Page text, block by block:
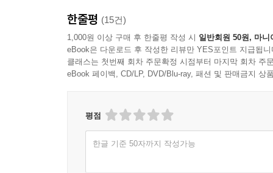
한줄평 (15건)
1,000원 이상 구매 후 한줄평 작성 시 일반회원 50원, 마니
eBook은 다운로드 후 작성한 리뷰만 YES포인트 지급됩니
클래스는 첫번째 회차 주문확정 시점부터 마지막 회차 주
eBook 페이백, CD/LP, DVD/Blu-ray, 패션 및 판매금지 상
평점
한글 기준 50자까지 작성가능